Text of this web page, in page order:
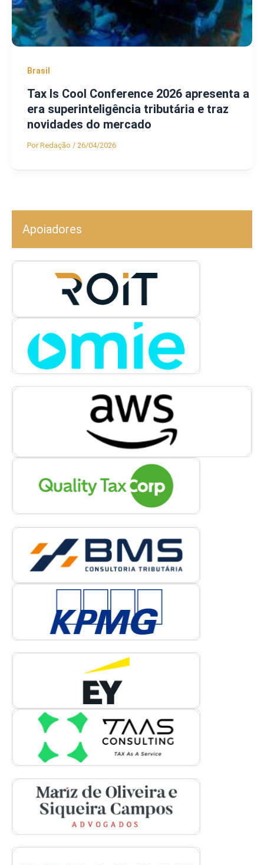
Brasil
Tax Is Cool Conference 2026 apresenta a
era superinteligência tributária e traz
novidades do mercado
PorRedação / 26/04/2026
Apoiadores